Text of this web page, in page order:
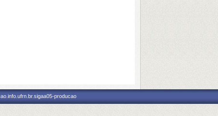
producao